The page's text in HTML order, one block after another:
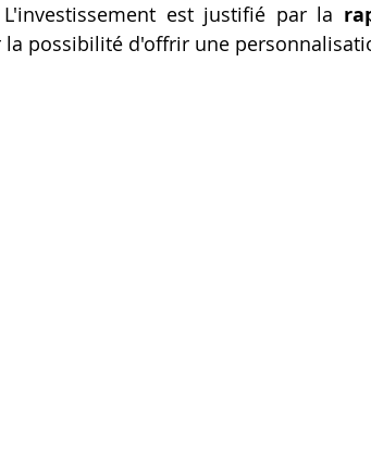
est justifié par la
la possibilité d'offrir une